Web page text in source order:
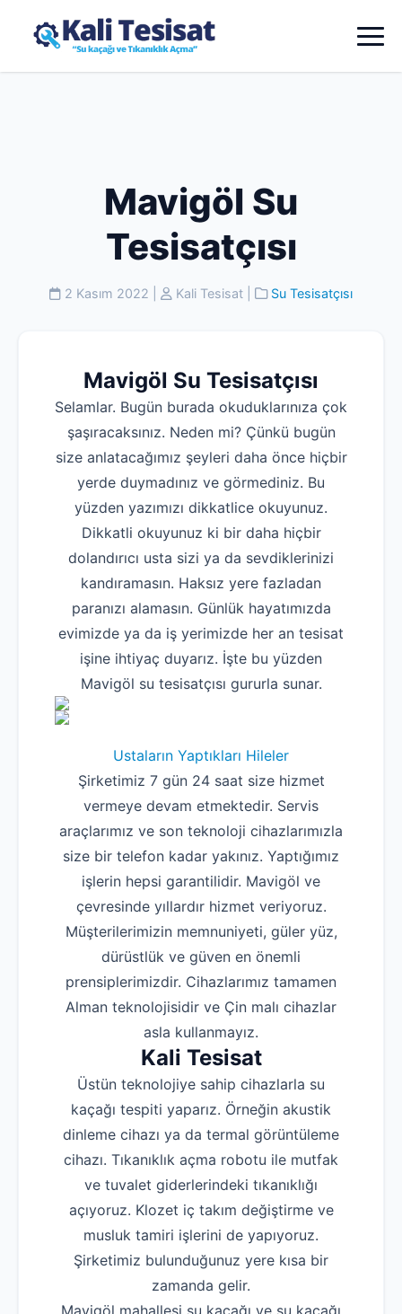
Mavigöl Su
Tesisatçısı
2 Kasım 2022 Kali Tesisat Su Tesisatçısı
Mavigöl Su Tesisatçısı
Selamlar. Bugün burada okuduklarınıza çok
şaşıracaksınız. Neden mi? Çünkü bugün
size anlatacağımız şeyleri daha önce hiçbir
yerde duymadınız ve görmediniz. Bu
yüzden yazımızı dikkatlice okuyunuz.
Dikkatli okuyunuz ki bir daha hiçbir
dolandırıcı usta sizi ya da sevdiklerinizi
kandıramasın. Haksız yere fazladan
paranızı alamasın. Günlük hayatımızda
evimizde ya da iş yerimizde her an tesisat
işine ihtiyaç duyarız. İşte bu yüzden
Mavigöl su tesisatçısı gururla sunar.
Ustaların Yaptıkları Hileler
Şirketimiz 7 gün 24 saat size hizmet
vermeye devam etmektedir. Servis
araçlarımız ve son teknoloji cihazlarımızla
size bir telefon kadar yakınız. Yaptığımız
işlerin hepsi garantilidir. Mavigöl ve
çevresinde yıllardır hizmet veriyoruz.
Müşterilerimizin memnuniyeti, güler yüz,
dürüstlük ve güven en önemli
prensiplerimizdir. Cihazlarımız tamamen
Alman teknolojisidir ve Çin malı cihazlar
asla kullanmayız.
Kali Tesisat
Üstün teknolojiye sahip cihazlarla su
kaçağı tespiti yaparız. Örneğin akustik
dinleme cihazı ya da termal görüntüleme
cihazı. Tıkanıklık açma robotu ile mutfak
ve tuvalet giderlerindeki tıkanıklığı
açıyoruz. Klozet iç takım değiştirme ve
musluk tamiri işlerini de yapıyoruz.
Şirketimiz bulunduğunuz yere kısa bir
zamanda gelir.
Mavigöl mahallesi su kaçağı ve su kaçağı